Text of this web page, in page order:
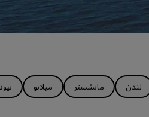
لندن مانشستر ميلانو